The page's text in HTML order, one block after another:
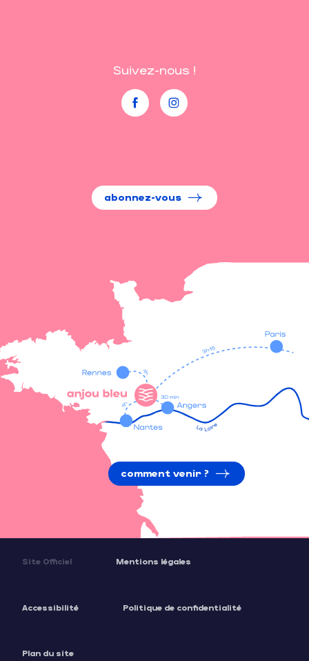
Suivez-nous !
abonnez-vous
comment venir ?
Site Officiel Mentions légales
Accessibilité Politique de confidentialité
Plan du site